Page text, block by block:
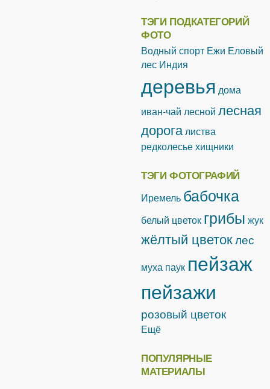
ТЭГИ ПОДКАТЕГОРИЙ
ФОТО
Водный спорт Ежи Еловый
лес Индия
деревья дома
иван-чай лесной лесная
дорога листва
редколесьехищники
ТЭГИ ФОТОГРАФИЙ
Иремель бабочка
белый цветок грибы жук
жёлтый цветоклес
муха паук пейзаж
пейзажи
розовый цветок
Ещё
ПОПУЛЯРНЫЕ
МАТЕРИАЛЫ